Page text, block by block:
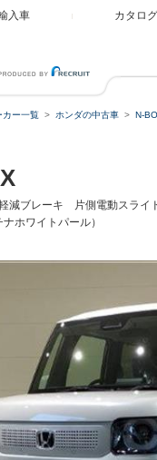
入車 カタログ
カー一覧 ホンダの中古車 N-
ブレーキ 片側電動スラ
ホワイトパール）
ローン種類
借入額
支払総額
物件価格